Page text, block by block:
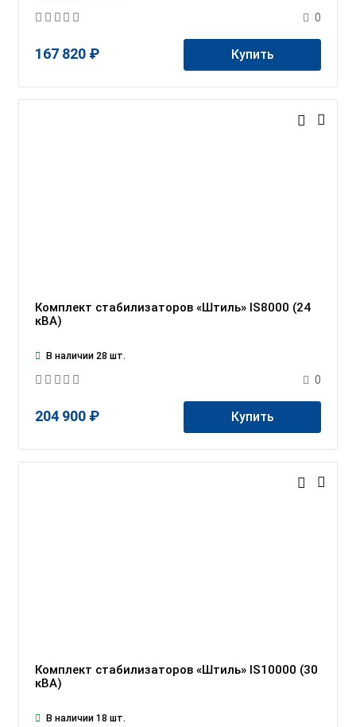
0
167 820 ₽ Купить
Комплект стабилизаторов «Штиль» IS8000 (24
кВА)
В наличии 28 шт.
0
204 900 ₽ Купить
Комплект стабилизаторов «Штиль» IS10000 (30
кВА)
В наличии 18 шт.